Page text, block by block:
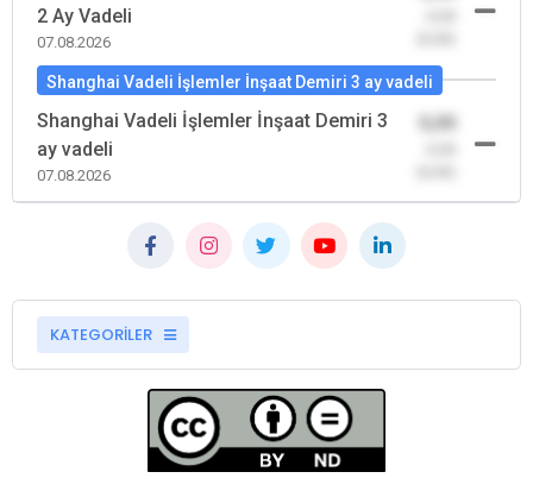
2 Ay Vadeli
07.08.2026
Shanghai Vadeli İşlemler İnşaat Demiri 3 ay vadeli
Shanghai Vadeli İşlemler İnşaat Demiri 3
ay vadeli
07.08.2026
KATEGORİLER